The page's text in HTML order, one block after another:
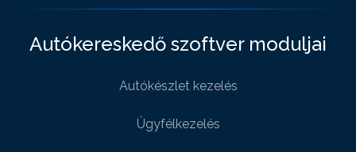
Autókereskedő szoftver moduljai
Autókészlet kezelés
Ügyfélkezelés